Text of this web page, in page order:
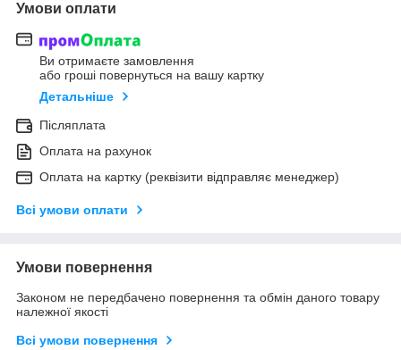
Умови оплати
Ви отримаєте замовлення
або гроші повернуться на вашу картку
Детальніше
Післяплата
Оплата на рахунок
Оплата на картку (реквізити відправляє менеджер)
Всі умови оплати
Умови повернення
Законом не передбачено повернення та обмін даного товару
належної якості
Всі умови повернення